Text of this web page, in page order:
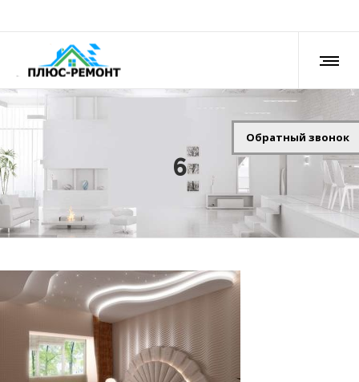
6
Обратный звонок